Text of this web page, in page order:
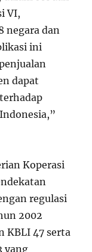
VI,
negara dan
ini
dapat
Koperasi
regulasi
2002
KBLI 47 serta
yang